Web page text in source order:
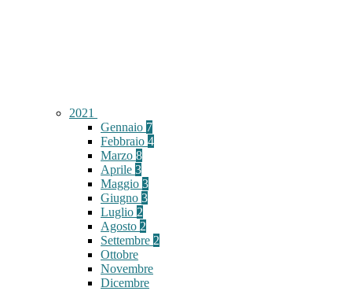
2021
Gennaio 7
Febbraio 4
Marzo 8
Aprile 3
Maggio 3
Giugno 3
Luglio 2
Agosto 2
Settembre 2
Ottobre
Novembre
Dicembre